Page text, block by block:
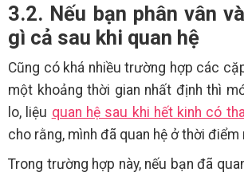
3.2. Nếu bạn phân vân
gì cả sau khi quan hệ
Cũng có khá nhiều trường hợp các
một khoảng thời gian nhất định thì
lo, liệu quan hệ sau khi hết kinh có
cho rằng, mình đã quan hệ ở thời điểm
Trong trường hợp này, nếu bạn đã